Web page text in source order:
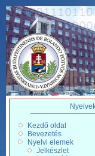
Kezdő oldal
Bevezetés
Nyelvi elemek
Jelkészlet